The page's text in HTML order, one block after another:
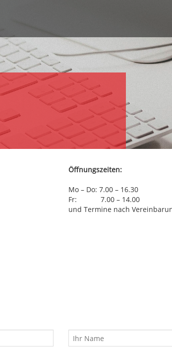
Öffnungszeiten:
Mo – Do: 7.00 – 16.30
Fr: 7.00 – 14.00
und Termine nach